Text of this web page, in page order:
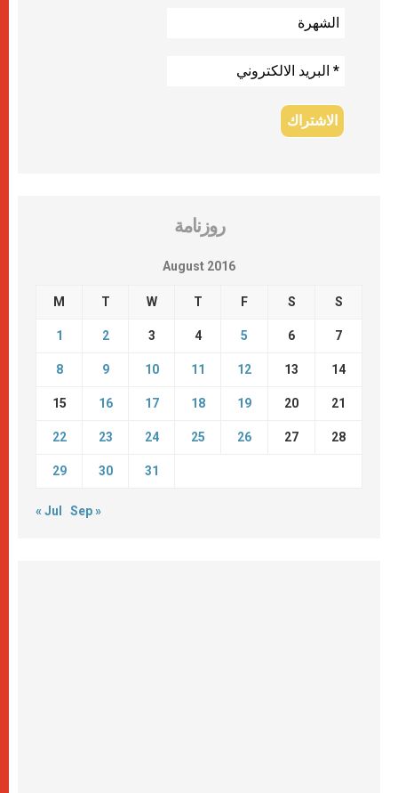
روزنامة
August 2016
M T W T F S S
1 2 3 4 5 6 7
8 9 10 11 12 13 14
15 16 17 18 19 20 21
22 23 24 25 26 27 28
29 30 31
« Jul Sep »